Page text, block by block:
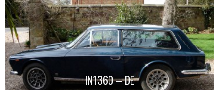
IN1360 – DE